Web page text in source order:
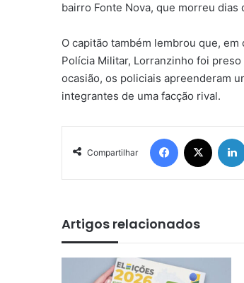
bairro Fonte Nova, que morreu
O capitão também lembrou que,
Polícia Militar, Lorranzinho foi
ocasião, os policiais apreenderam
integrantes de uma facção rival.
Compartilhar
Artigos relacionados